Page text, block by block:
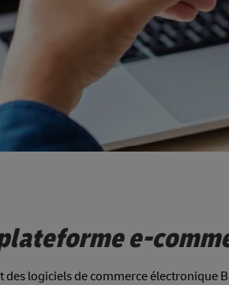
e-
des logiciels de commerce électronique